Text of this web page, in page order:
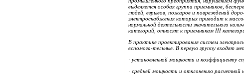
выделяется особая группа приемников,
людей, взрывов, пожаров и повреждений
электроснабжения которых приводит к
нормальной деятельности значительного
категорий, относят к приемникам III катего
В практике проектирования систем
вспомога-тельные. В первую группу входят
· установленной мощности и коэффициенту
· средней мощности и отклонению расчетной